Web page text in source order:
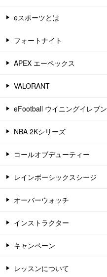
eスポーツとは
フォートナイト
APEX エーペックス
VALORANT
eFootball ウイニングイレブン
NBA 2Kシリーズ
コールオブデューティー
レインボーシックスシージ
オーバーウォッチ
インストラクター
キャンペーン
レッスンについて